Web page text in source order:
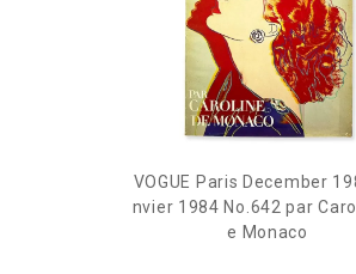
VOGUE Paris December
nvier 1984 No.642 par
e Monaco